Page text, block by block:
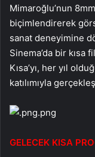
Mimaroğlu’nun
biçimlendirerek
sanat deneyimine
Sinema’da bir kısa
Kısa’yı, her yıl
katılımıyla
.png
GELECEK KISA